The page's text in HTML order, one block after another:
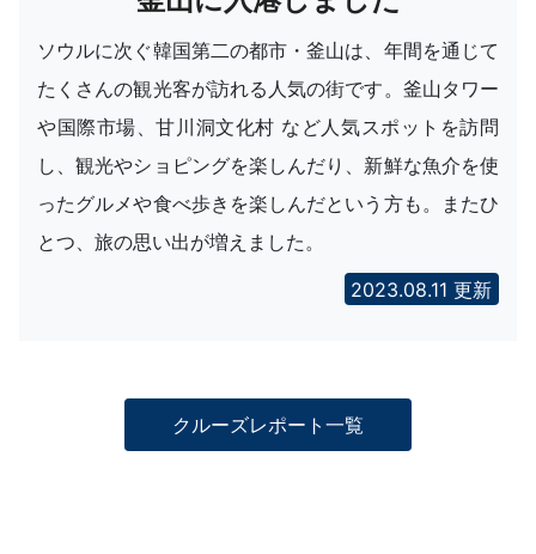
ソウルに次ぐ韓国第二の都市・釜山は、年間を通じて
たくさんの観光客が訪れる人気の街です。釜山タワー
や国際市場、甘川洞文化村 など人気スポットを訪問
し、観光やショピングを楽しんだり、新鮮な魚介を使
ったグルメや食べ歩きを楽しんだという方も。またひ
とつ、旅の思い出が増えました。
2023.08.11 更新
クルーズレポート一覧